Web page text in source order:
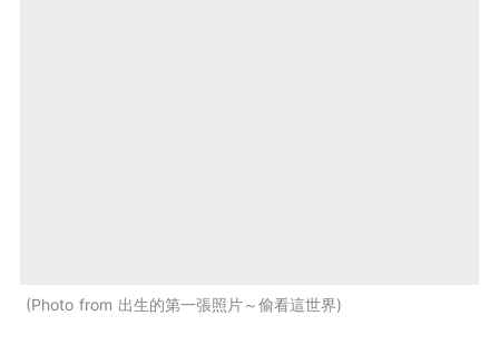
Photo from 出生的第一張照片～偷看這世界